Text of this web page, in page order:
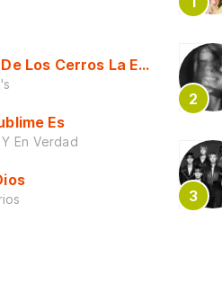
Los Cerros La Escuela)
Es
En Verdad